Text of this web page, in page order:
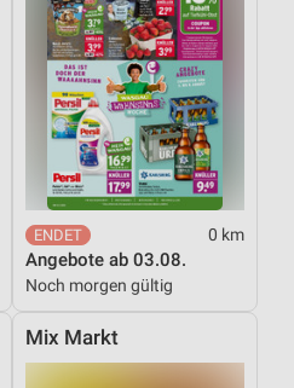
0 km
Angebote ab 03.08.
Noch morgen gültig
Mix Markt